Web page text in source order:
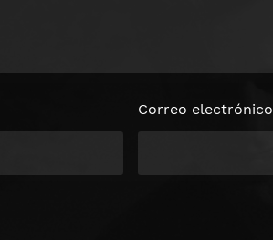
Correo electrónico